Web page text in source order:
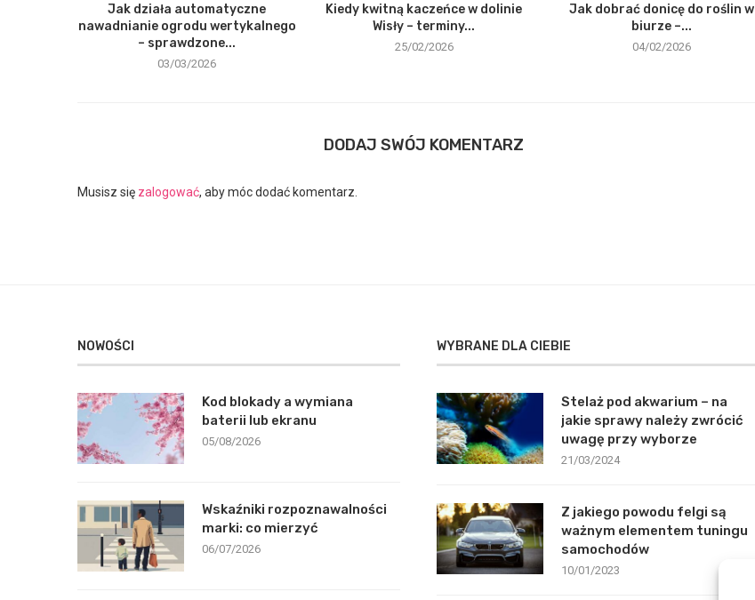
Jak działa automatyczne
nawadnianie ogrodu wertykalnego
– sprawdzone...
03/03/2026
Kiedy kwitną kaczeńce w dolinie
Wisły – terminy...
25/02/2026
Jak dobrać donicę do roślin w
biurze –...
04/02/2026
DODAJ SWÓJ KOMENTARZ
Musisz się zalogować, aby móc dodać komentarz.
NOWOŚCI
Kod blokady a wymiana
baterii lub ekranu
05/08/2026
Wskaźniki rozpoznawalności
marki: co mierzyć
06/07/2026
WYBRANE DLA CIEBIE
Stelaż pod akwarium – na
jakie sprawy należy zwrócić
uwagę przy wyborze
21/03/2024
Z jakiego powodu felgi są
ważnym elementem tuningu
samochodów
10/01/2023